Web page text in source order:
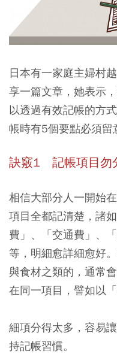
日本有一家庭主婦村
享一篇文章，她表示
以透過有效記帳的方
帳時有5個要點必須留
訣竅1 記帳項目勿
相信大部分人一開始
項目全都記清楚，諸
費」、「交通費」、
等，明細愈詳細愈好
與食材之類的，通常
在同一項目，譬如以
細項分得太多，容易
持記帳習慣。